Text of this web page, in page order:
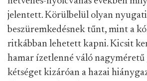
jelentett. Körülbelül olyan nyugati
beszüremkedésnek tűnt, mint a
ritkábban lehetett kapni. Kicsit
hamar ízetlenné váló nagyméretű
kétséget kizáróan a hazai